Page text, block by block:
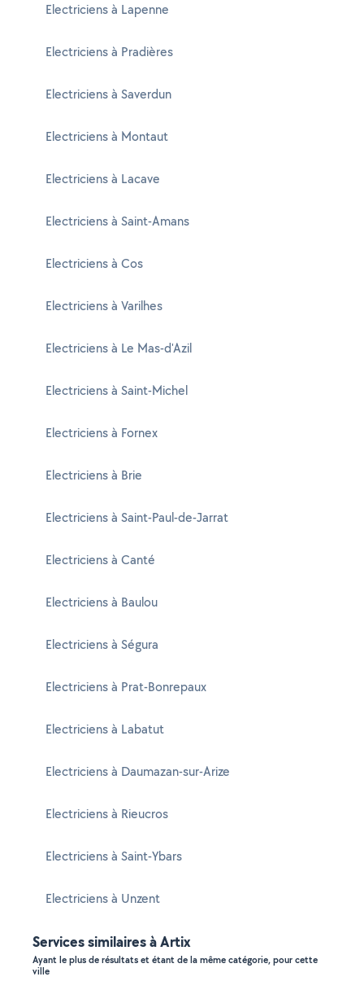
Electriciens à Lapenne
Electriciens à Pradières
Electriciens à Saverdun
Electriciens à Montaut
Electriciens à Lacave
Electriciens à Saint-Amans
Electriciens à Cos
Electriciens à Varilhes
Electriciens à Le Mas-d'Azil
Electriciens à Saint-Michel
Electriciens à Fornex
Electriciens à Brie
Electriciens à Saint-Paul-de-Jarrat
Electriciens à Canté
Electriciens à Baulou
Electriciens à Ségura
Electriciens à Prat-Bonrepaux
Electriciens à Labatut
Electriciens à Daumazan-sur-Arize
Electriciens à Rieucros
Electriciens à Saint-Ybars
Electriciens à Unzent
Services similaires à Artix
Ayant le plus de résultats et étant de la même catégorie, pour cette
ville